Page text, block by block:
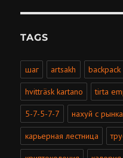
TAGS
шаг artsakh backpack
hvitträsk kartano tirta
5-7-5-7-7 нахуй с рынка
карьерная лестница